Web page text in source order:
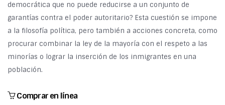
democrática que no puede reducirse a un conjunto de
garantías contra el poder autoritario? Esta cuestión se impone
a la filosofía política, pero también a acciones concreta, como
procurar combinar la ley de la mayoría con el respeto a las
minorías o lograr la inserción de los inmigrantes en una
población.
Comprar en línea